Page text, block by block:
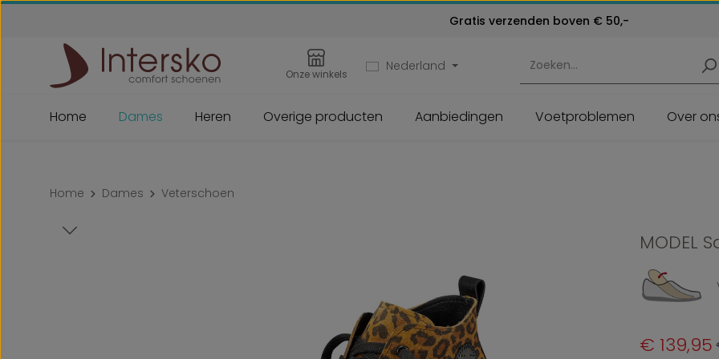
Onze winkels
Nederland
Home Dames Heren Overige producten Aanbiedingen Voetproblemen Over
Home Dames Veterschoen
Afbeeldingengalerij overslaan MODEL
Verkoopprijs:
€ 139,95